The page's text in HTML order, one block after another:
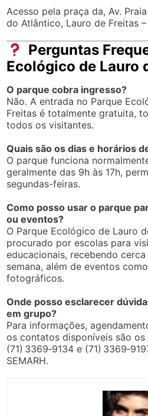
Acesso pela praça da, Av.
do Atlântico, Lauro de Freitas
Perguntas
Ecológico de Lauro
O parque cobra ingresso?
Não. A entrada no Parque
Freitas é totalmente gratuita,
todos os visitantes.
Quais são os dias e horários
O parque funciona
geralmente das 9h às 17h,
segundas-feiras.
Como posso usar o parque
ou eventos?
O Parque Ecológico de Lauro
procurado por escolas para
educacionais, recebendo
semana, além de eventos
fotográficos.
Onde posso esclarecer
em grupo?
Para informações,
os contatos disponíveis são os
(71) 3369‑9134 e (71)
SEMARH.